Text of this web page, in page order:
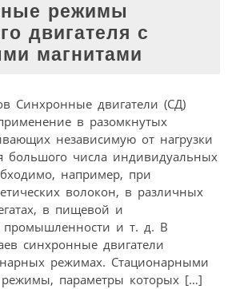
режимы
двигателя с
магнитами
Синхронные двигатели (СД)
в разомкнутых
независимую от нагрузки
большого числа индивидуальных
например, при
волокон, в различных
в пищевой и
промышленности и т. д. В
синхронные двигатели
режимах. Стационарными
параметры которых […]